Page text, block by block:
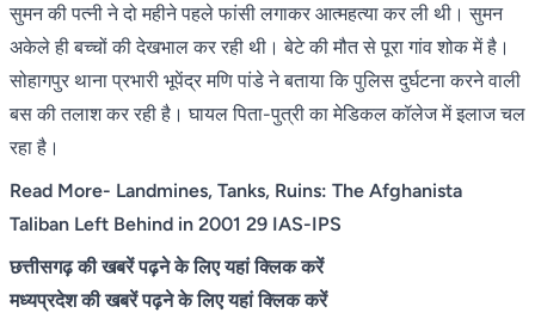
सुमन की पत्नी ने दो महीने पहले फांसी लगाकर आत्महत्या कर ली थी। सुमन
अकेले ही बच्चों की देखभाल कर रही थी। बेटे की मौत से पूरा गांव शोक में है।
सोहागपुर थाना प्रभारी भूपेंद्र मणि पांडे ने बताया कि पुलिस दुर्घटना करने वाली
बस की तलाश कर रही है। घायल पिता-पुत्री का मेडिकल कॉलेज में इलाज चल
रहा है।
Read More- Landmines, Tanks, Ruins: The Afghanista
Taliban Left Behind in 2001 29 IAS-IPS
छत्तीसगढ़ की खबरें पढ़ने के लिए यहां क्लिक करें
मध्यप्रदेश की खबरें पढ़ने के लिए यहां क्लिक करें